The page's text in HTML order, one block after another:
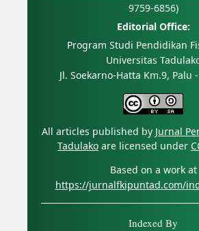
9759-6856)
Editorial Office:
Program Studi Pendidikan
Universitas
Jl. Soekarno-Hatta Km.9, Palu
All articles published by Jurnal
Tadulako are licensed under
Based on a work at
https://jurnalfkipuntad.com/
Indexed By